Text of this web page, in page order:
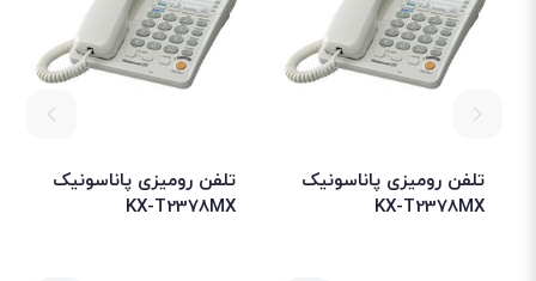
تلفن رومیزی پاناسونیک
KX-T2378MX
تلفن رومیزی پاناسونیک
KX-T2378MX